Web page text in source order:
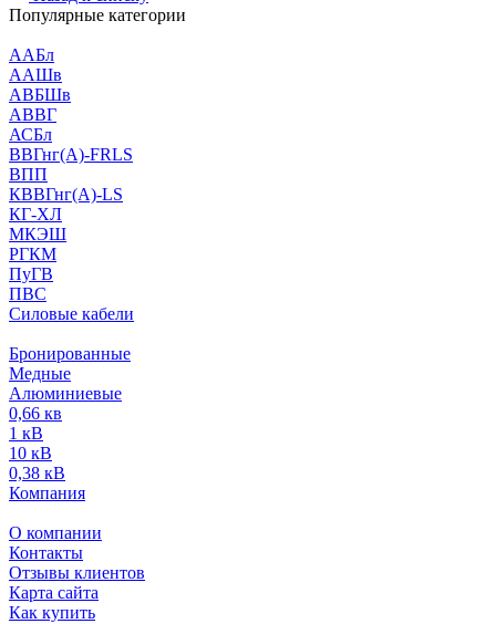
Популярные категории
ААБл
ААШв
АВБШв
АВВГ
АСБл
ВВГнг(А)-FRLS
ВПП
КВВГнг(А)-LS
КГ-ХЛ
МКЭШ
РГКМ
ПуГВ
ПВС
Силовые кабели
Бронированные
Медные
Алюминиевые
0,66 кв
1 кВ
10 кВ
0,38 кВ
Компания
О компании
Контакты
Отзывы клиентов
Карта сайта
Как купить